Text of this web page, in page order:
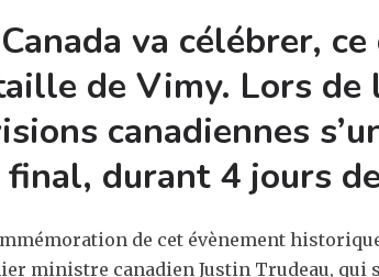
va célébrer,
de Vimy. Lors de
canadiennes
durant 4 jours
de cet évènement
ministre canadien Justin Trudeau, qui